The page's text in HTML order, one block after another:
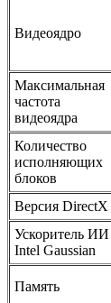
Видеоядро
Максимальная
частота
видеоядра
Количество
исполняющих
блоков
Версия DirectX
Ускоритель ИИ
Intel Gaussian
Память